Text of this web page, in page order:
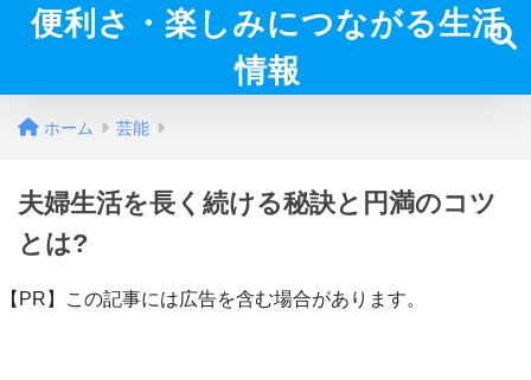
便利さ・楽しみにつながる生活
情報
ホーム 芸能
夫婦生活を長く続ける秘訣と円満のコツ
とは?
【PR】この記事には広告を含む場合があります。